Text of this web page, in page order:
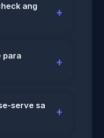
ang
para
serve sa